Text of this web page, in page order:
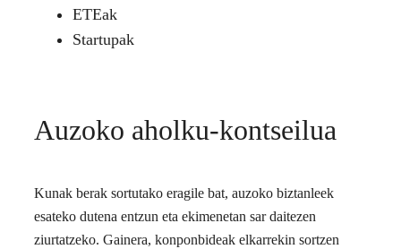
ETEak
Startupak
Auzoko aholku-kontseilua
Kunak berak sortutako eragile bat, auzoko biztanleek
esateko dutena entzun eta ekimenetan sar daitezen
ziurtatzeko. Gainera, konponbideak elkarrekin sortzen